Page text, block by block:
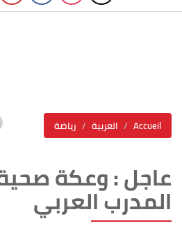
رياضة العربية Accueil
عاجل : وعكة
المدرب العربي